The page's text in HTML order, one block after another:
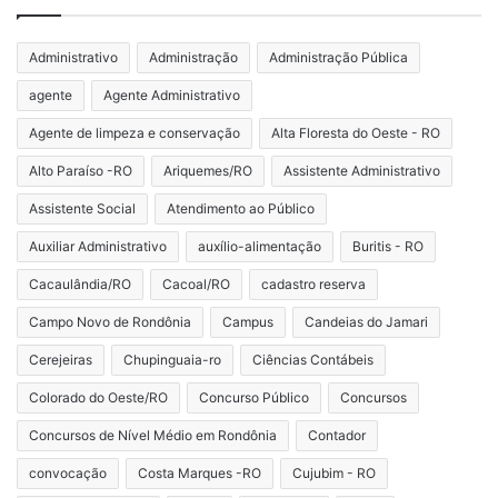
Administrativo Administração Administração Pública
agente Agente Administrativo
Agente de limpeza e conservação Alta Floresta do Oeste - RO
Alto Paraíso -RO Ariquemes/RO Assistente Administrativo
Assistente Social Atendimento ao Público
Auxiliar Administrativo auxílio-alimentação Buritis - RO
Cacaulândia/RO Cacoal/RO cadastro reserva
Campo Novo de Rondônia Campus Candeias do Jamari
Cerejeiras Chupinguaia-ro Ciências Contábeis
Colorado do Oeste/RO Concurso Público Concursos
Concursos de Nível Médio em Rondônia Contador
convocação Costa Marques -RO Cujubim - RO